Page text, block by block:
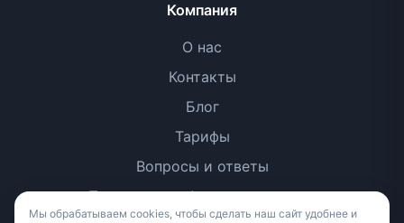
Компания
О нас
Контакты
Блог
Тарифы
Вопросы и ответы
Политика конфиденциальности
Мы обрабатываем cookies, чтобы сделать наш сайт удобнее и